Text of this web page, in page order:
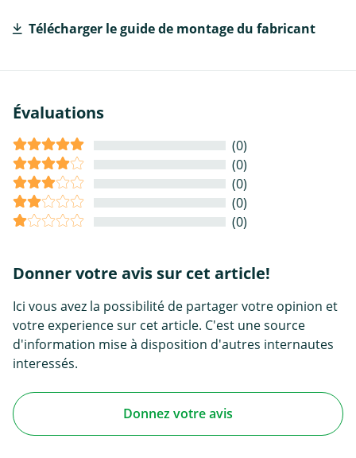
Télécharger le guide de montage du fabricant
Évaluations
(0)
(0)
(0)
(0)
(0)
Donner votre avis sur cet article!
Ici vous avez la possibilité de partager votre opinion et
votre experience sur cet article. C'est une source
d'information mise à disposition d'autres internautes
interessés.
Donnez votre avis